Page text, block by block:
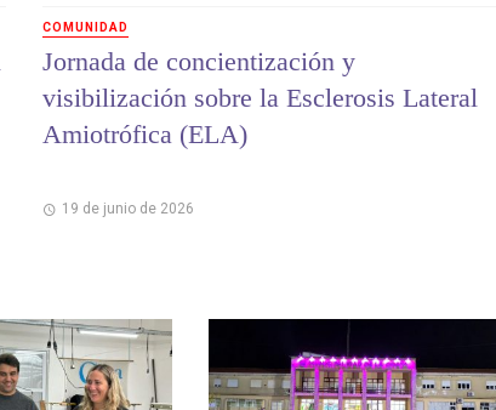
COMUNIDAD
Jornada de concientización y
visibilización sobre la Esclerosis Lateral
Amiotrófica (ELA)
19 de junio de 2026